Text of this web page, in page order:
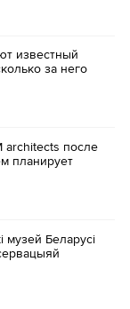
известный
за него
architects после
планирует
музей Беларусі